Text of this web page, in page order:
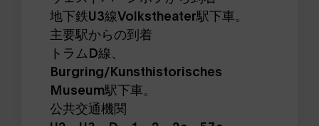
地下鉄U3線Volkstheater駅下車。
主要駅からの到着
トラムD線、
Burgring/Kunsthistorisches
Museum駅下車。
公共交通機関